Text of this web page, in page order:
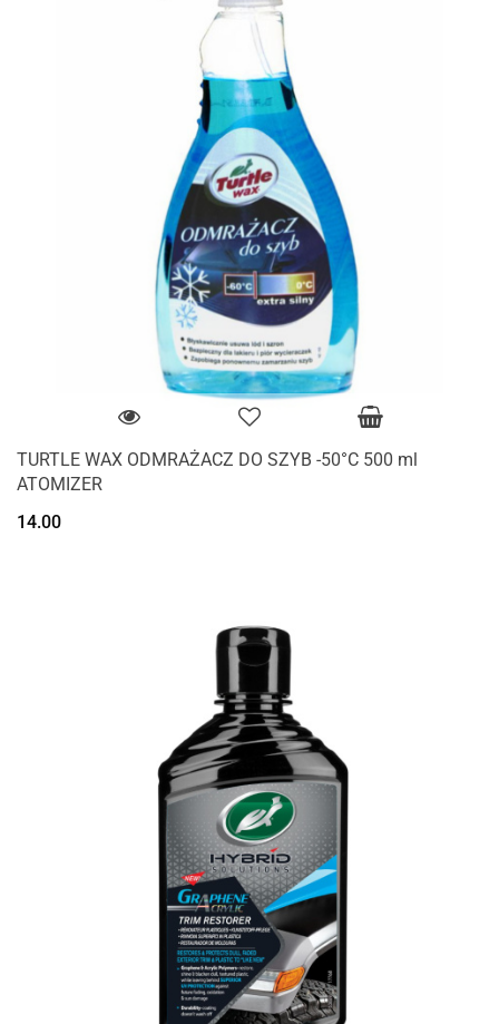
TURTLE WAX ODMRAŻACZ DO SZYB -50°C 500 ml
ATOMIZER
14.00